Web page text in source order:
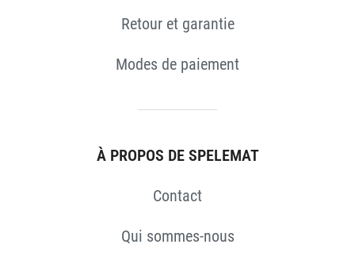
Retour et garantie
Modes de paiement
À PROPOS DE SPELEMAT
Contact
Qui sommes-nous